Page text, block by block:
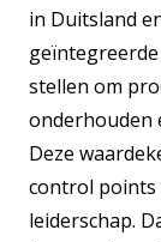
in Duitsland
stellen om
onderhouden
Deze
control points
leiderschap.